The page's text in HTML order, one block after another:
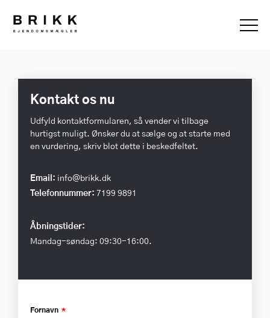
Kontakt os nu
Udfyld kontaktformularen, så vender vi tilbage
hurtigst muligt. Ønsker du at sælge og at starte med
en vurdering, skriv blot dette i beskedfeltet.
Email: info@brikk.dk
Telefonnummer: 7199 9891
Åbningstider:
Mandag-søndag: 09:30-16:00.
Fornavn